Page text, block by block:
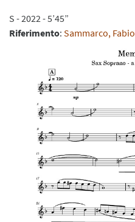
S - 2022 - 5’45”
Riferimento: Sammarco, Fabio